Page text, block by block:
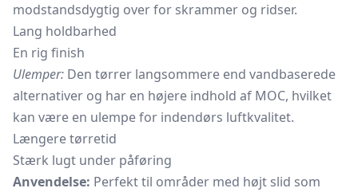
modstandsdygtig over for skrammer og ridser.
Lang holdbarhed
En rig finish
Ulemper: Den tørrer langsommere end vandbaserede
alternativer og har en højere indhold af MOC, hvilket
kan være en ulempe for indendørs luftkvalitet.
Længere tørretid
Stærk lugt under påføring
Anvendelse: Perfekt til områder med højt slid som